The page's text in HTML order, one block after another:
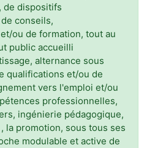
de dispositifs
conseils,
ou de formation, tout au
public accueilli
alternance sous
qualifications et/ou de
vers l'emploi et/ou
professionnelles,
ingénierie pédagogique,
la promotion, sous tous ses
modulable et active de